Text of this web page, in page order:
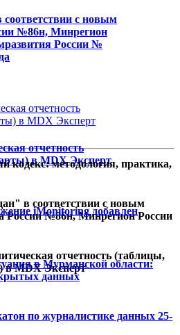
с новым
№86н, Минрегион
России №
отчетность
в MDX Эксперт
кодекс: методология, практика,
в соответствии с новым
№86н, Минрегион России
отчетность (таблицы,
в MDX Эксперт
iMonitoring добавлен
в Мурманской области:
данных
по журналистике данных 25-